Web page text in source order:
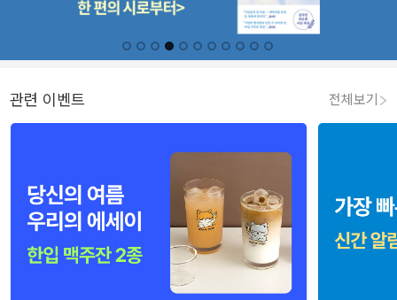
관련 이벤트 전체보기